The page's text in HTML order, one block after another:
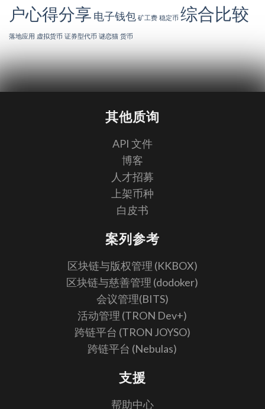
户心得分享 电子钱包 矿工费 稳定币 综合比较
落地应用 虚拟货币 证券型代币 谜恋猫 货币
其他质询
API 文件
博客
人才招募
上架币种
白皮书
案列参考
区块链与版权管理 (KKBOX)
区块链与慈善管理 (dodoker)
会议管理(BITS)
活动管理 (TRON Dev+)
跨链平台 (TRON JOYSO)
跨链平台 (Nebulas)
支援
帮助中心